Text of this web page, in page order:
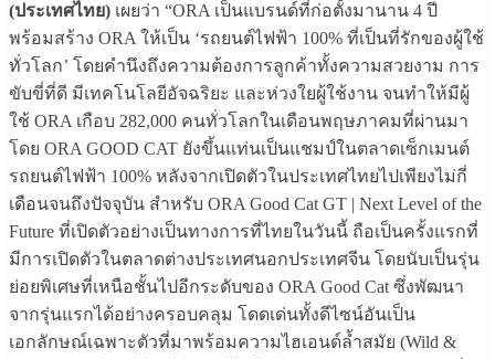
(ประเทศไทย) เผยว่า “ORA เป็นแบรนด์ที่ก่อตั้งมานาน 4 ปี
พร้อมสร้าง ORA ให้เป็น ‘รถยนต์ไฟฟ้า 100% ที่เป็นที่รักของผู้ใช้
ทั่วโลก’ โดยคำนึงถึงความต้องการลูกค้าทั้งความสวยงาม การ
ขับขี่ที่ดี มีเทคโนโลยีอัจฉริยะ และห่วงใยผู้ใช้งาน จนทำให้มีผู้
ใช้ ORA เกือบ 282,000 คนทั่วโลกในเดือนพฤษภาคมที่ผ่านมา
โดย ORA GOOD CAT ยังขึ้นแท่นเป็นแชมป์ในตลาดเซ็กเมนต์
รถยนต์ไฟฟ้า 100% หลังจากเปิดตัวในประเทศไทยไปเพียงไม่กี่
เดือนจนถึงปัจจุบัน สำหรับ ORA Good Cat GT | Next Level of the
Future ที่เปิดตัวอย่างเป็นทางการที่ไทยในวันนี้ ถือเป็นครั้งแรกที่
มีการเปิดตัวในตลาดต่างประเทศนอกประเทศจีน โดยนับเป็นรุ่น
ย่อยพิเศษที่เหนือชั้นไปอีกระดับของ ORA Good Cat ซึ่งพัฒนา
จากรุ่นแรกได้อย่างครอบคลุม โดดเด่นทั้งดีไซน์อันเป็น
เอกลักษณ์เฉพาะตัวที่มาพร้อมความไฮเอนด์ล้ำสมัย (Wild &